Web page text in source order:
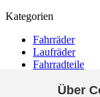
Kategorien
Fahrräder
Laufräder
Fahrradteile
Bekleidung
Über